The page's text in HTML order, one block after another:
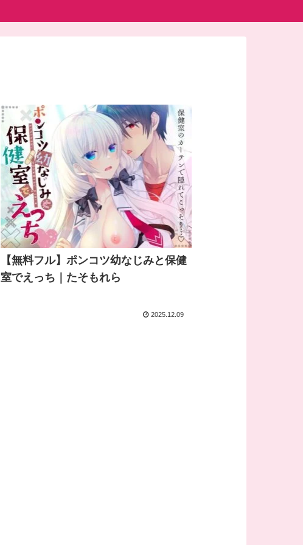
【無料フル】ポンコツ幼なじみと保健
室でえっち｜たそもれら
2025.12.09